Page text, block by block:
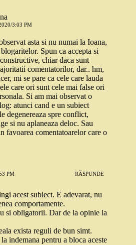
3:03 PM
asta si nu numai la Ioana,
Spun ca accepta si
chiar daca sunt
comentatorilor, dar.. hm,
mi se pare ca cele care lauda
care ori sunt cele mai false ori
Si am mai observat o
atunci cand e un subiect
degenereaza spre conflict,
si nu aplaneaza deloc. Sau
favoarea comentatoarelor care o
PM RĂSPUNDE
acest subiect. E adevarat, nu
comportamente.
si obligatorii. Dar de la opinie la
exista reguli de bun simt.
indemana pentru a bloca aceste